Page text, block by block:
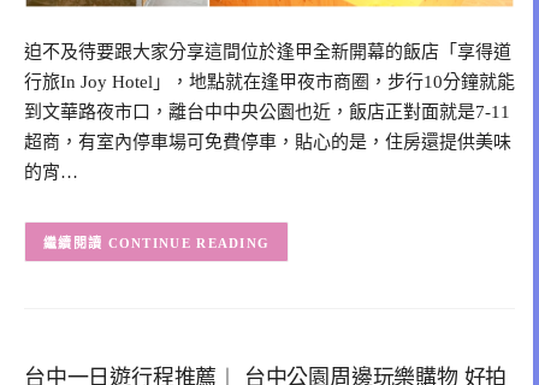
迫不及待要跟大家分享這間位於逢甲全新開幕的飯店「享得道
行旅In Joy Hotel」，地點就在逢甲夜市商圈，步行10分鐘就能
到文華路夜市口，離台中中央公園也近，飯店正對面就是7-11
超商，有室內停車場可免費停車，貼心的是，住房還提供美味
的宵…
CONTINUE READING
台中一日遊行程推薦︱ 台中公園周邊玩樂購物 好拍